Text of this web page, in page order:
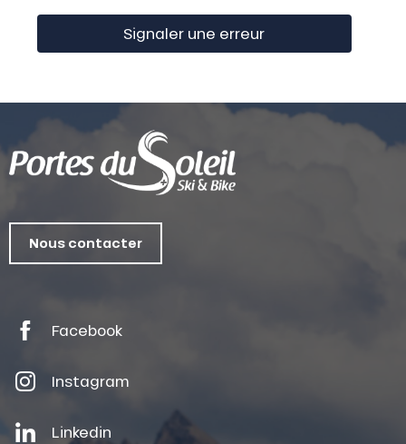
Signaler une erreur
Nous contacter
Facebook
Instagram
Linkedin